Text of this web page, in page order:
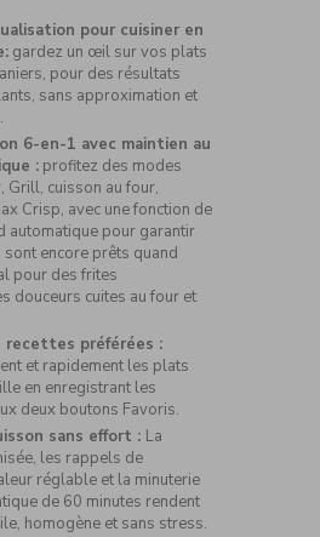
pour cuisiner en
gardez un œil sur vos plats
pour des résultats
sans approximation et
6-en-1 avec maintien au
:profitez des modes
Grill, cuisson au four,
Crisp, avec une fonction de
automatique pour garantir
encore prêts quand
pour des frites
douceurs cuites au four et
recettes préférées :
et rapidement les plats
en enregistrant les
deux boutons Favoris.
sans effort : La
les rappels de
réglable et la minuterie
de 60 minutes rendent
homogène et sans stress.